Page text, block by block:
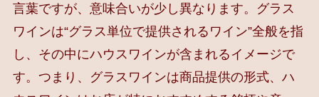
言葉ですが、意味合いが少し異なります。グラス
ワインは“グラス単位で提供されるワイン”全般を指
し、その中にハウスワインが含まれるイメージで
す。つまり、グラスワインは商品提供の形式、ハ